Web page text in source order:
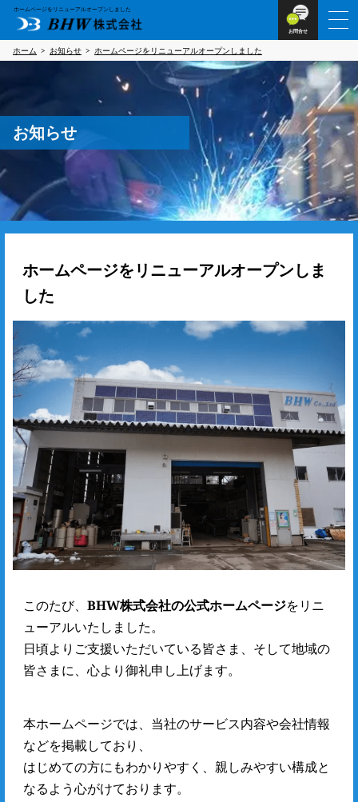
ホームページをリニューアルオープンしました
お問合せ
ホーム お知らせ ホームページをリニューアルオープンしました
お知らせ
ホームページをリニューアルオープンしま
した
このたび、 BHW株式会社の公式ホームページをリニ
ューアルいたしました。
日頃よりご支援いただいている皆さま、そして地域の
皆さまに、心より御礼申し上げます。
本ホームページでは、当社のサービス内容や会社情報
などを掲載しており、
はじめての方にもわかりやすく、親しみやすい構成と
なるよう心がけております。